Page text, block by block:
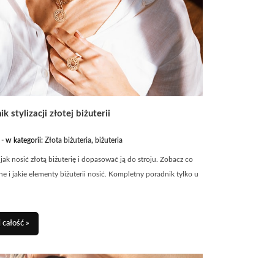
stylizacji złotej biżuterii
- w kategorii:Złota biżuteria, biżuteria
nosić złotą biżuterię i dopasować ją do stroju. Zobacz co
i jakie elementy biżuterii nosić. Kompletny poradnik tylko u
»